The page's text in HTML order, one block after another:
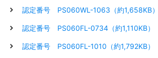
認定番号 PS060WL-1063（約1,658KB）
認定番号 PS060FL-0734（約1,110KB）
認定番号 PS060FL-1010（約1,792KB）